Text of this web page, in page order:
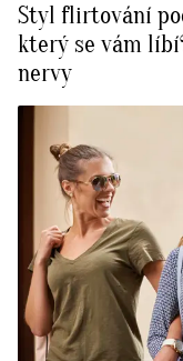
Styl flirtování
který se vám
nervy